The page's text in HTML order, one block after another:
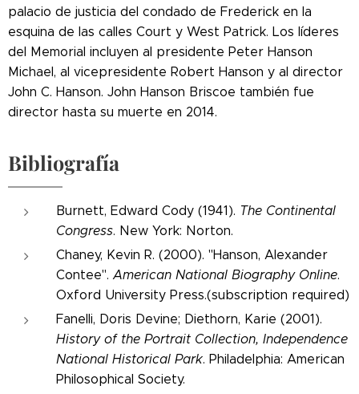
palacio de justicia del condado de Frederick en la
esquina de las calles Court y West Patrick. Los líderes
del Memorial incluyen al presidente Peter Hanson
Michael, al vicepresidente Robert Hanson y al director
John C. Hanson. John Hanson Briscoe también fue
director hasta su muerte en 2014.
Bibliografía
Burnett, Edward Cody (1941). The Continental
Congress. New York: Norton.
Chaney, Kevin R. (2000). "Hanson, Alexander
Contee".American National Biography Online.
Oxford University Press.(subscription required)
Fanelli, Doris Devine; Diethorn, Karie (2001).
History of the Portrait Collection, Independence
National Historical Park. Philadelphia: American
Philosophical Society.